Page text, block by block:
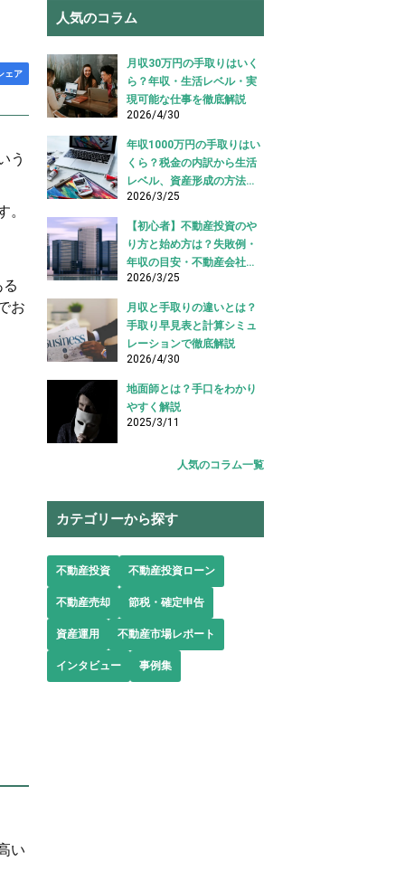
ェア
う
お
い
人気のコラム
月収30万円の手取りはいく
ら？年収・生活レベル・実
現可能な仕事を徹底解説
2026/4/30
年収1000万円の手取りはい
くら？税金の内訳から生活
レベル、資産形成の方法ま
で徹底解説
2026/3/25
【初心者】不動産投資のや
り方と始め方は？失敗例・
年収の目安・不動産会社の
選び方も
2026/3/25
月収と手取りの違いとは？
手取り早見表と計算シミュ
レーションで徹底解説
2026/4/30
地面師とは？手口をわかり
やすく解説
2025/3/11
人気のコラム一覧
カテゴリーから探す
不動産投資 不動産投資ローン
不動産売却 節税・確定申告
資産運用 不動産市場レポート
インタビュー 事例集